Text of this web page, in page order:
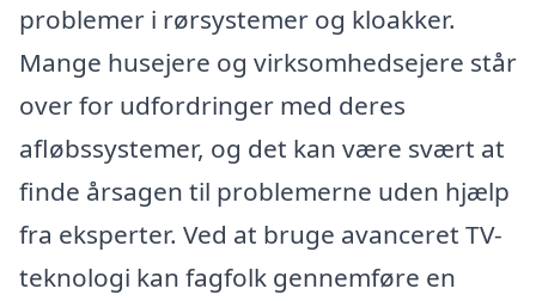
problemer i rørsystemer og kloakker.
Mange husejere og virksomhedsejere står
over for udfordringer med deres
afløbssystemer, og det kan være svært at
finde årsagen til problemerne uden hjælp
fra eksperter. Ved at bruge avanceret TV-
teknologi kan fagfolk gennemføre en